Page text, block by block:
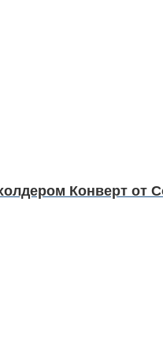
Конверт от